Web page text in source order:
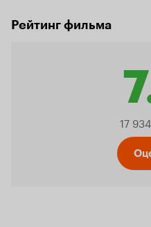
Рейтинг фильма
17